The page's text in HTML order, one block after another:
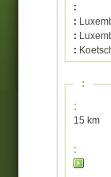
:
:
:
:
:
:
15 km
: